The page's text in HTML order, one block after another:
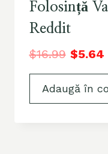
Folosință
Reddit
$16.99 $5.64
Adaugă în